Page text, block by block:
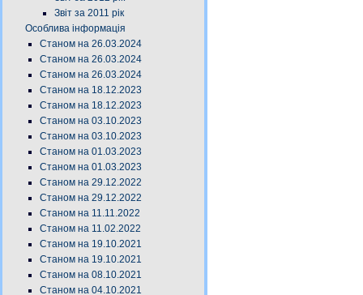
Звіт за 2011 рік
Особлива інформація
Станом на 26.03.2024
Станом на 26.03.2024
Станом на 26.03.2024
Станом на 18.12.2023
Станом на 18.12.2023
Станом на 03.10.2023
Станом на 03.10.2023
Станом на 01.03.2023
Станом на 01.03.2023
Станом на 29.12.2022
Станом на 29.12.2022
Станом на 11.11.2022
Станом на 11.02.2022
Станом на 19.10.2021
Станом на 19.10.2021
Станом на 08.10.2021
Станом на 04.10.2021